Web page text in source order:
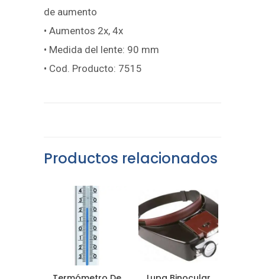
de aumento
• Aumentos 2x, 4x
• Medida del lente: 90 mm
• Cod. Producto: 7515
Productos relacionados